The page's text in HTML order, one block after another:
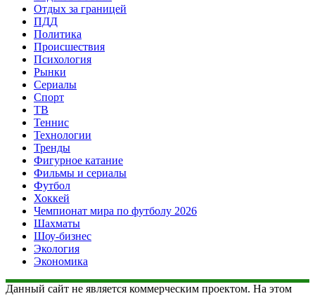
Отдых за границей
ПДД
Политика
Происшествия
Психология
Рынки
Сериалы
Спорт
ТВ
Теннис
Технологии
Тренды
Фигурное катание
Фильмы и сериалы
Футбол
Хоккей
Чемпионат мира по футболу 2026
Шахматы
Шоу-бизнес
Экология
Экономика
Данный сайт не является коммерческим проектом. На этом